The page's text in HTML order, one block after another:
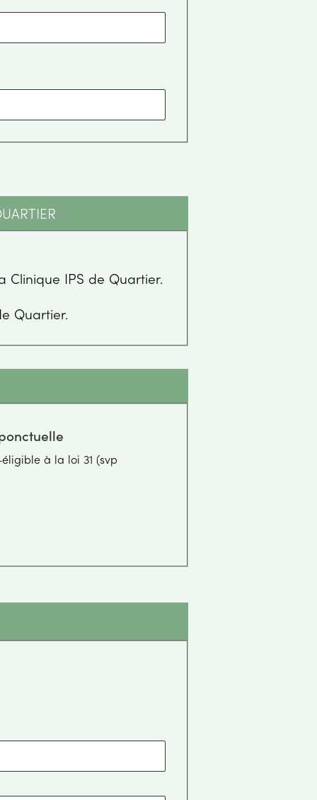
consentement pour le partage d'information avec la Clinique IPS de Quartier.
frais à la Clinique IPS de Quartier.
à la loi 31 (svp